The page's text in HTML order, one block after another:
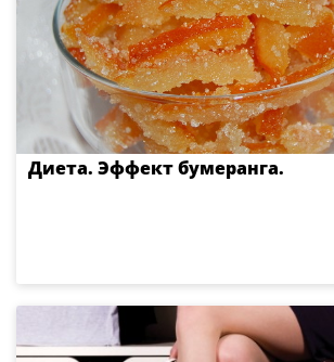
Диета. Эффект бумеранга.